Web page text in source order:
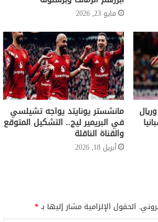
مايو 23, 2026
مانشستر يونايتد يواجه تشيلسي
في البريمير ليج.. التشكيل المتوقع
والقناة الناقلة
أبريل 18, 2026
الحقول الإلزامية مشار إليها بـ*